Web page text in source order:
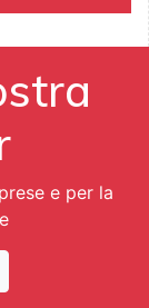
e per la